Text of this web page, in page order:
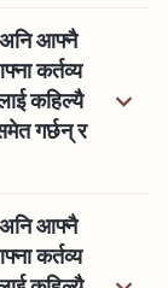
आफ्‍नै
कर्तव्य
कहिल्यै
गर्छन् र
आफ्‍नै
कर्तव्य